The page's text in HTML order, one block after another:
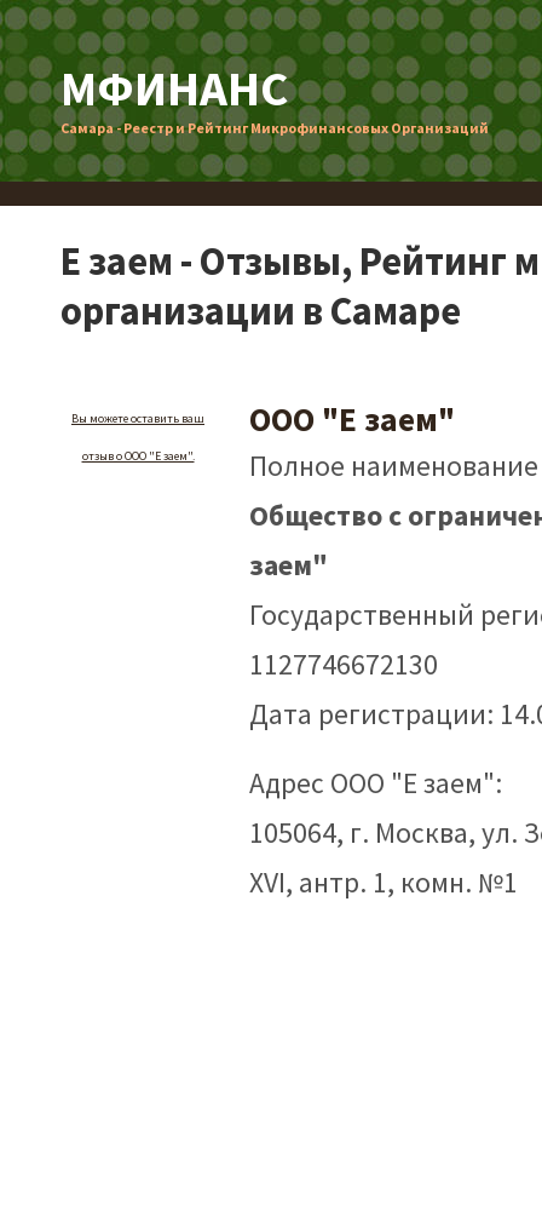
МФИНАНС
Самара - Реестр и Рейтинг Микрофинансовых Организаций
Е заем - Отзывы, Рейтинг
организации в Самаре
Вы можете оставить ваш
отзыв о ООО "Е заем".
ООО "Е заем"
Полное
Общество с
заем"
Государственный
1127746672130
Дата регистрации:
Адрес ООО "Е заем":
105064, г. Москва, ул.
XVI, антр. 1, комн. №1